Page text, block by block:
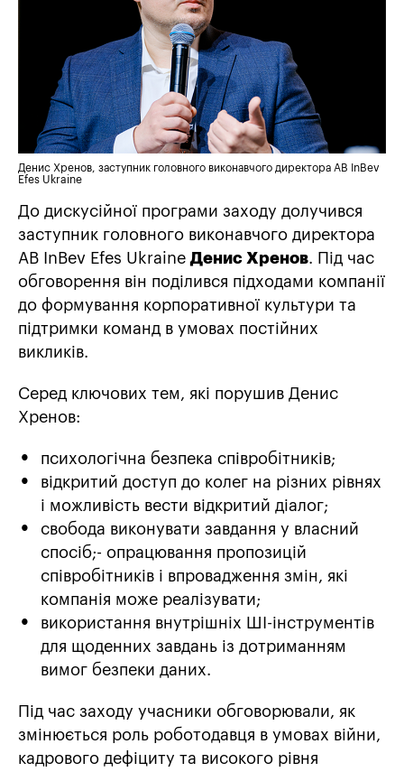
Денис Хренов, заступник головного виконавчого директора AB InBev
Efes Ukraine
До дискусійної програми заходу долучився
заступник головного виконавчого директора
AB InBev Efes UkraineДенис Хренов. Під час
обговорення він поділився підходами компанії
до формування корпоративної культури та
підтримки команд в умовах постійних
викликів.
Серед ключових тем, які порушив Денис
Хренов:
психологічна безпека співробітників;
відкритий доступ до колег на різних рівнях
і можливість вести відкритий діалог;
свобода виконувати завдання у власний
спосіб;- опрацювання пропозицій
співробітників і впровадження змін, які
компанія може реалізувати;
використання внутрішніх ШІ-інструментів
для щоденних завдань із дотриманням
вимог безпеки даних.
Під час заходу учасники обговорювали, як
змінюється роль роботодавця в умовах війни,
кадрового дефіциту та високого рівня